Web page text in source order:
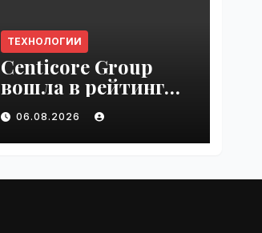
ТЕХНОЛОГИИ
Centicore Group
вошла в рейтинг
«CNews500:
Крупнейшие ИТ-
компании России» |
06.08.2026